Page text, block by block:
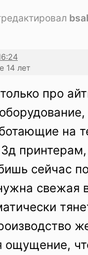
14 лет
про
на
принтерам,
сейчас
свежая
ощущение,